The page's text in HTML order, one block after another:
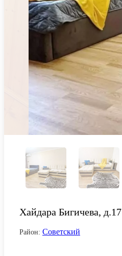
Хайдара Бигичева, д.17
Район: Советский